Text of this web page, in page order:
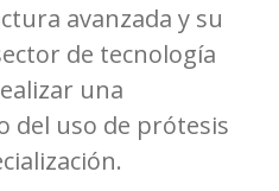
avanzada y su
de tecnología
una
del uso de prótesis